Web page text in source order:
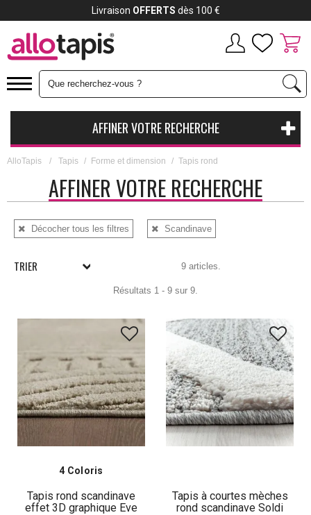
AFFINER VOTRE RECHERCHE
AlloTapis / Tapis / Forme et dimension / Tapis rond
AFFINER VOTRE RECHERCHE
Décocher tous les filtres Scandinave
TRIER 9 articles.
Résultats 1 - 9 sur 9.
4 Coloris
Tapis rond scandinave
effet 3D graphique Eve
Tapis à courtes mèches
rond scandinave Soldi
Livraison OFFERTS dès 100 €